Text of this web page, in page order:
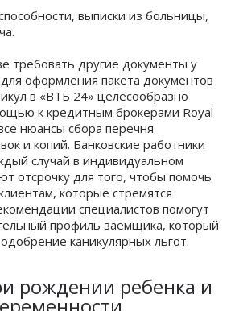
выписки из больницы,
требовать другие документы у
оформления пакета документов
в «ВТБ 24» целесообразно
к кредитным брокерами Royal
нюансы сбора перечня
и копий. Банковские работники
случай в индивидуальном
отсрочку для того, чтобы помочь
которые стремятся
специалистов помогут
профиль заемщика, который
каникулярных льгот.
рождении ребенка и